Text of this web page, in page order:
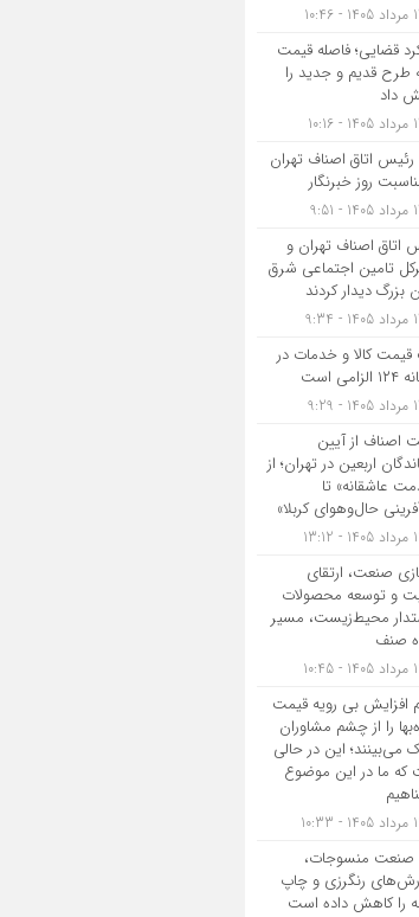
قضایی؛ فاصله قیمت
طرح قدیم و جدید را
داد
رئیس اتاق اصناف تهران
روز خبرنگار
اتاق اصناف تهران و
تامین اجتماعی شرق
بزرگ دیدار کردند
کالا و خدمات در
است
اصناف از آیین
اربعین در تهران؛ از
عاشقانه» تا
حال‌وهوای کربلا»
صنعت، ارتقای
و توسعه محصولات
محیط‌زیست، مسیر
صنف
افزایش بی رویه قیمت
را از چشم مشاوران
می‌بینند؛ این در حالی
که ما در این موضوع
صنعت منسوجات،
رنگرزی و چاپ
را کاهش داده است